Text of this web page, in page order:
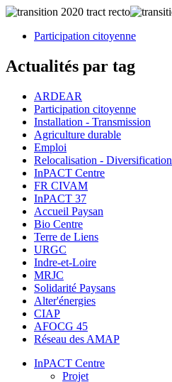
Participation citoyenne
Actualités par tag
ARDEAR
Participation citoyenne
Installation - Transmission
Agriculture durable
Emploi
Relocalisation - Diversification
InPACT Centre
FR CIVAM
InPACT 37
Accueil Paysan
Bio Centre
Terre de Liens
URGC
Indre-et-Loire
MRJC
Solidarité Paysans
Alter'énergies
CIAP
AFOCG 45
Réseau des AMAP
InPACT Centre
Projet